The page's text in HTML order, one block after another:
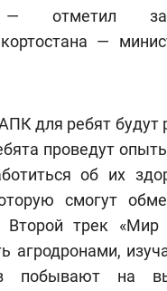
— отметил
—
для ребят
проведут
об их
смогут
Второй трек
агродронами,
побывают на